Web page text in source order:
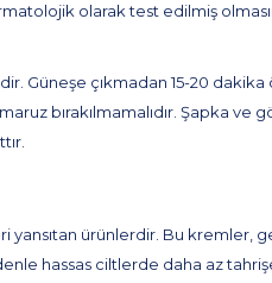
olarak test edilmiş
Güneşe çıkmadan 15-20
bırakılmamalıdır. Şapka ve
yansıtan ürünlerdir. Bu
hassas ciltlerde daha az